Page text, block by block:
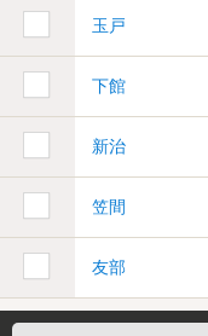
玉戸
下館
新治
笠間
友部